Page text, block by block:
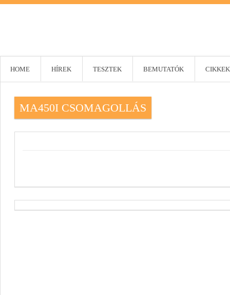
HOME HÍREK TESZTEK BEMUTATÓK CIKKEK
MA450I CSOMAGOLLÁS